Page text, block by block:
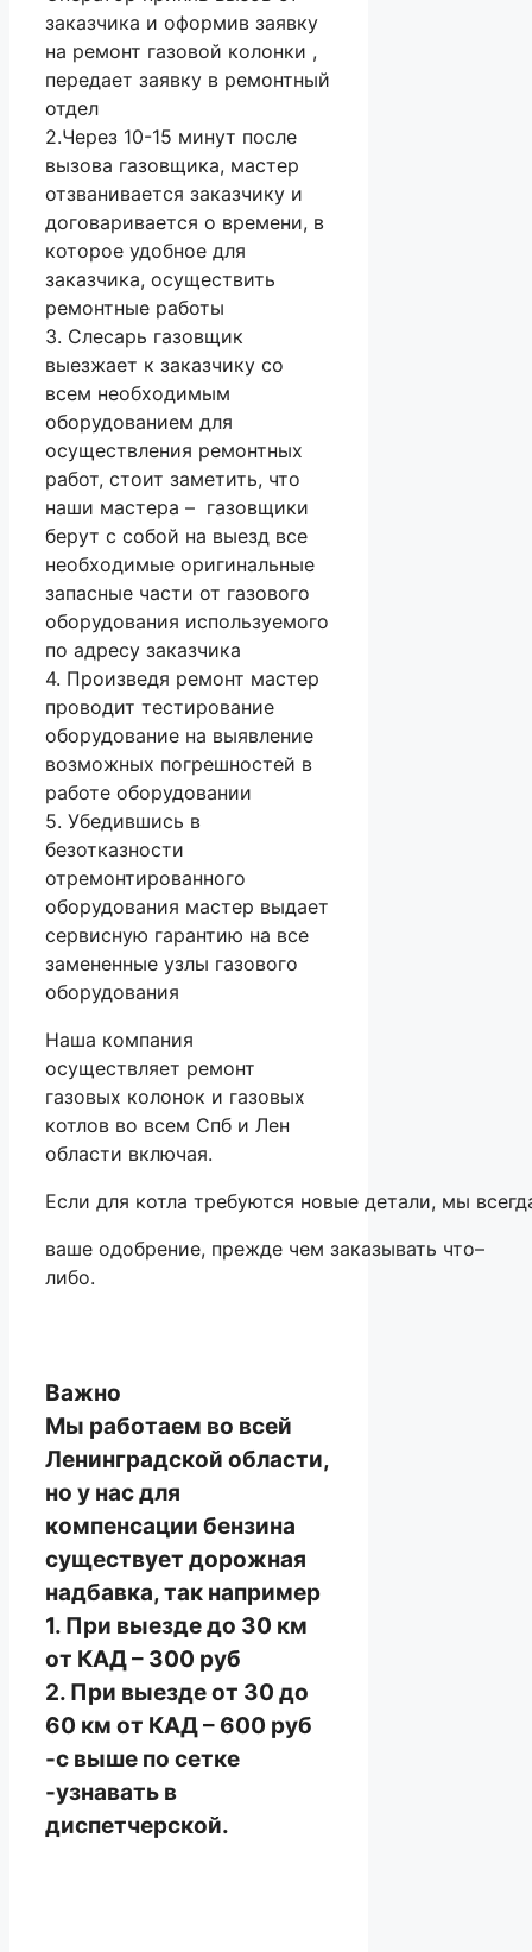
заказчика и оформив заявку
на ремонт газовой колонки ,
передает заявку в ремонтный
отдел
2.Через 10-15 минут после
вызова газовщика, мастер
отзванивается заказчику и
договаривается о времени, в
которое удобное для
заказчика, осуществить
ремонтные работы
3. Слесарь газовщик
выезжает к заказчику со
всем необходимым
оборудованием для
осуществления ремонтных
работ, стоит заметить, что
наши мастера – газовщики
берут с собой на выезд все
необходимые оригинальные
запасные части от газового
оборудования используемого
по адресу заказчика
4. Произведя ремонт мастер
проводит тестирование
оборудование на выявление
возможных погрешностей в
работе оборудовании
5. Убедившись в
безотказности
отремонтированного
оборудования мастер выдает
сервисную гарантию на все
замененные узлы газового
оборудования
Наша компания
осуществляет ремонт
газовых колонок и газовых
котлов во всем Спб и Лен
области включая.
Если для котла требуются новые детали, мы
ваше одобрение, прежде чем заказывать что–
либо.
Важно
Мы работаем во всей
Ленинградской области,
но у нас для
компенсации бензина
существует дорожная
надбавка, так например
1. При выезде до 30 км
от КАД – 300 руб
2. При выезде от 30 до
60 км от КАД – 600 руб
-с выше по сетке
-узнавать в
диспетчерской.